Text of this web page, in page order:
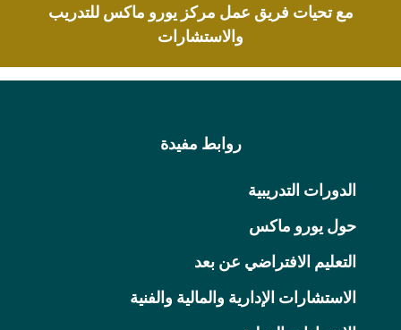
مع تحيات فريق عمل مركز يورو ماكس للتدريب
والاستشارات
روابط مفيدة
الدورات التدريبية
حول يورو ماكس
التعليم الافتراضي عن بعد
الاستشارات الإدارية والمالية والفنية